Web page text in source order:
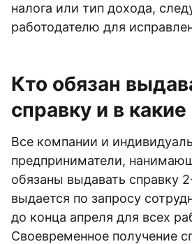
налога или тип дохода,
работодателю для
Кто обязан
справку и в
Все компании и
предприниматели,
обязаны выдавать справку
выдается по запросу
до конца апреля для всех
Своевременное получение